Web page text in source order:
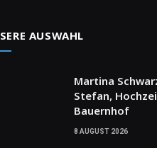
AUSWAHL
Martina
Stefan,
Bauernhof
8 AUGUST 2026